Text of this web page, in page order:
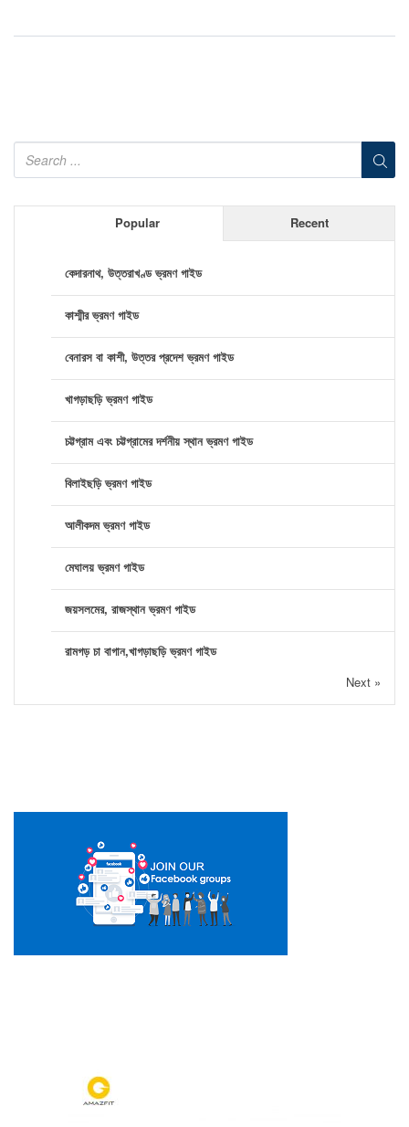
Popular Recent
কেদারনাথ, উত্তরাখণ্ড ভ্রমণ গাইড
কাশ্মীর ভ্রমণ গাইড
বেনারস বা কাশী, উত্তর প্রদেশ ভ্রমণ গাইড
খাগড়াছড়ি ভ্রমণ গাইড
চট্টগ্রাম এবং চট্টগ্রামের দর্শনীয় স্থান ভ্রমণ গাইড
বিলাইছড়ি ভ্রমণ গাইড
আলীকদম ভ্রমণ গাইড
মেঘালয় ভ্রমণ গাইড
জয়সলমের, রাজস্থান ভ্রমণ গাইড
রামগড় চা বাগান,খাগড়াছড়ি ভ্রমণ গাইড
Next »